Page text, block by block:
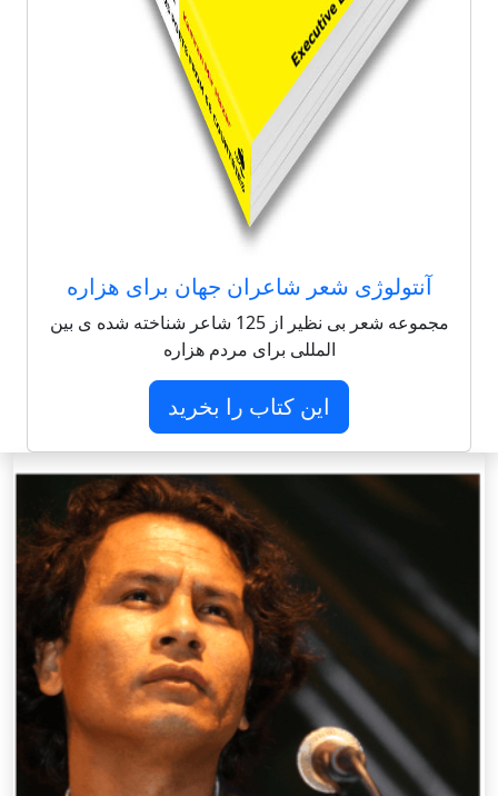
آنتولوژی شعر شاعران جهان برای هزاره
مجموعه شعر بی نظیر از 125 شاعر شناخته شده ی بین
المللی برای مردم هزاره
این کتاب را بخرید